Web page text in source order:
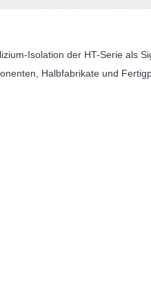
Isolation der HT-Serie als
Halbfabrikate und